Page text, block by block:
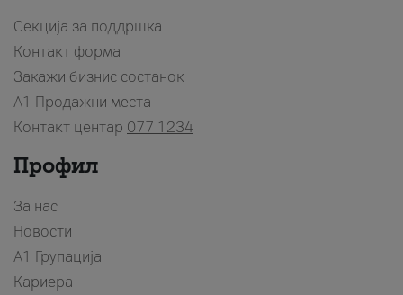
Секција за поддршка
Контакт форма
Закажи бизнис состанок
A1 Продажни места
Контакт центар 077 1234
Профил
За нас
Новости
А1 Групација
Кариера